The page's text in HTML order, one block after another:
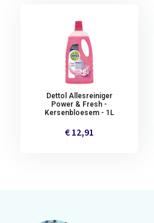
Dettol Allesreiniger
Power & Fresh -
Kersenbloesem - 1L
€ 12,91